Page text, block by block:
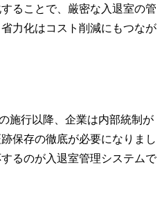
ることで、厳密な入退室の管
力化はコスト削減にもつなが
施行以降、企業は内部統制が
保存の徹底が必要になりまし
るのが入退室管理システムで